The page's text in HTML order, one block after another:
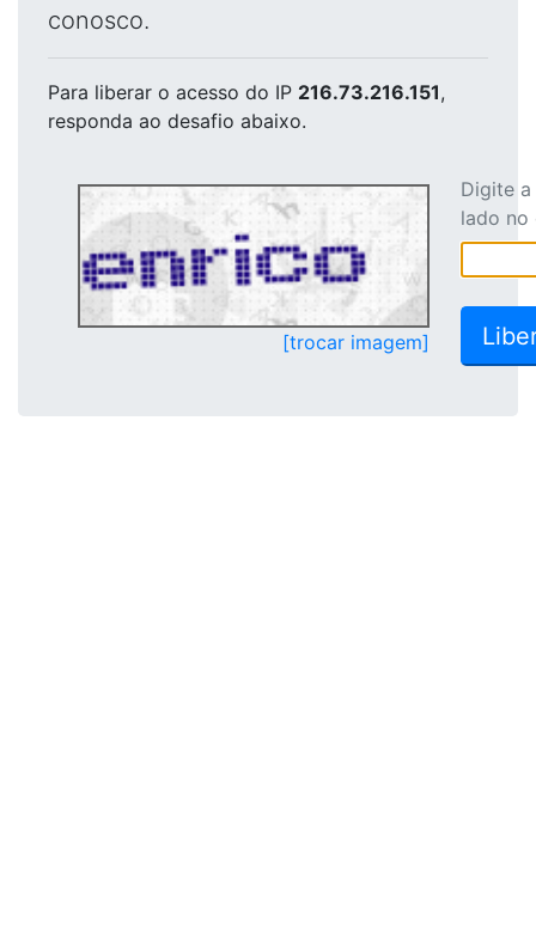
conosco.
Para liberar o acesso do IP 216.73.216.151,
responda ao desafio abaixo.
[trocar imagem]
Digite
lado no